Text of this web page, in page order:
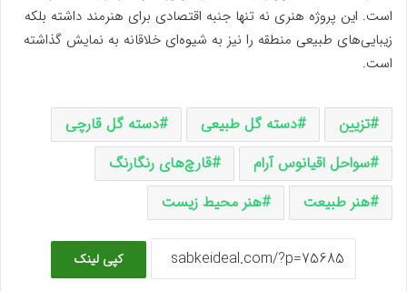
است. این پروژه هنری نه تنها جنبه اقتصادی برای هنرمند داشته بلکه
زیبایی‌های طبیعی منطقه را نیز به شیوه‌ای خلاقانه به نمایش گذاشته
است.
تزیین دسته گل طبیعی
دسته گل قارچی
سواحل اقیانوس آرام
قارچ‌های رنگارنگ
هنر طبیعت
هنر محیط زیست
کپی لینک